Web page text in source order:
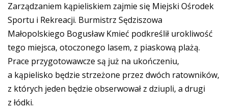
Zarządzaniem kąpieliskiem zajmie się Miejski Ośrodek
Sportu i Rekreacji. Burmistrz Sędziszowa
Małopolskiego Bogusław Kmieć podkreślił urokliwość
tego miejsca, otoczonego lasem, z piaskową plażą.
Prace przygotowawcze są już na ukończeniu,
a kąpielisko będzie strzeżone przez dwóch ratowników,
z których jeden będzie obserwował z dziupli, a drugi
z łódki.